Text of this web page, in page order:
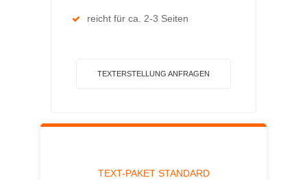
reicht für ca. 2-3 Seiten
TEXTERSTELLUNG ANFRAGEN
TEXT-PAKET STANDARD